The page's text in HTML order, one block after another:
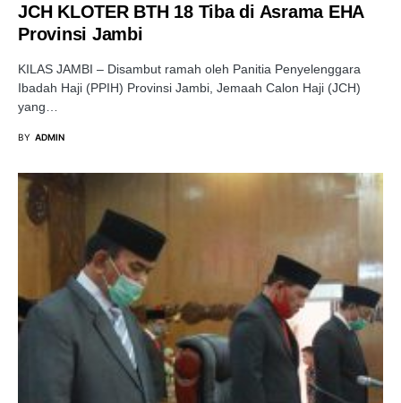
JCH KLOTER BTH 18 Tiba di Asrama EHA
Provinsi Jambi
KILAS JAMBI – Disambut ramah oleh Panitia Penyelenggara
Ibadah Haji (PPIH) Provinsi Jambi, Jemaah Calon Haji (JCH)
yang…
BY ADMIN